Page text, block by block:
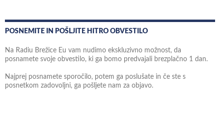
POSNEMITE IN POŠLJITE HITRO OBVESTILO
Na Radiu Brežice Eu vam nudimo ekskluzivno možnost, da
posnamete svoje obvestilo, ki ga bomo predvajali brezplačno 1 dan.
Najprej posnamete sporočilo, potem ga poslušate in če ste s
posnetkom zadovoljni, ga pošljete nam za objavo.